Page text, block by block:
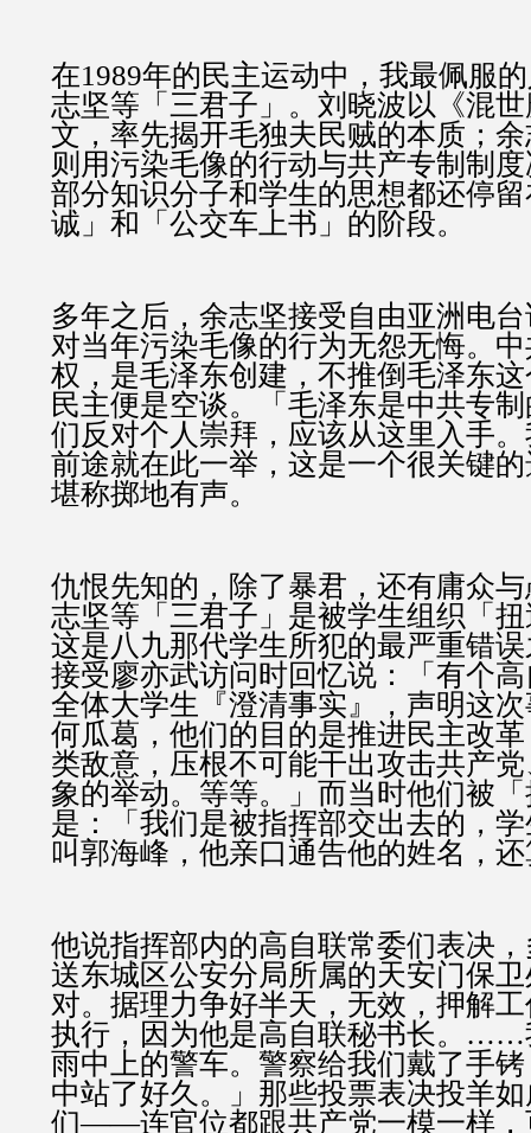
在1989年的民主运动中，我最佩服
志坚等「三君子」。刘晓波以《混
文，率先揭开毛独夫民贼的本质；
则用污染毛像的行动与共产专制制
部分知识分子和学生的思想都还停
诚」和「公交车上书」的阶段。
多年之后，余志坚接受自由亚洲电
对当年污染毛像的行为无怨无悔。
权，是毛泽东创建，不推倒毛泽东
民主便是空谈。「毛泽东是中共专
们反对个人崇拜，应该从这里入手
前途就在此一举，这是一个很关键
堪称掷地有声。
仇恨先知的，除了暴君，还有庸众
志坚等「三君子」是被学生组织「
这是八九那代学生所犯的最严重错
接受廖亦武访问时回忆说：「有个
全体大学生『澄清事实』，声明这
何瓜葛，他们的目的是推进民主改
类敌意，压根不可能干出攻击共产
象的举动。等等。」而当时他们被
是：「我们是被指挥部交出去的，
叫郭海峰，他亲口通告他的姓名，
他说指挥部内的高自联常委们表决
送东城区公安分局所属的天安门保
对。据理力争好半天，无效，押解
执行，因为他是高自联秘书长。……
雨中上的警车。警察给我们戴了手
中站了好久。」那些投票表决投羊
们——连官位都跟共产党一模一样，